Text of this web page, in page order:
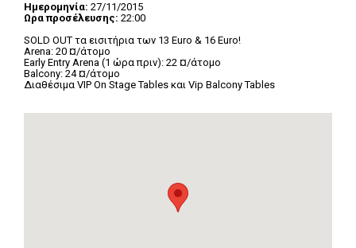
A-List
Xmas
Ημερομηνία: 27/11/2015
Ωρα προσέλευσης: 22:00
SOLD OUT τα εισιτήρια των 13 Euro & 16 Euro!
Arena: 20 ¤/άτομο
Early Entry Arena (1 ώρα πριν): 22 ¤/άτομο
Balcony: 24 ¤/άτομο
Διαθέσιμα VIP On Stage Tables και Vip Balcony Tables